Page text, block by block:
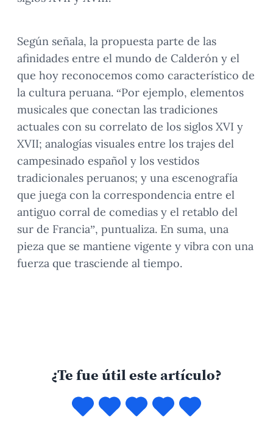
Según señala, la propuesta parte de las
afinidades entre el mundo de Calderón y el
que hoy reconocemos como característico de
la cultura peruana. “Por ejemplo, elementos
musicales que conectan las tradiciones
actuales con su correlato de los siglos XVI y
XVII; analogías visuales entre los trajes del
campesinado español y los vestidos
tradicionales peruanos; y una escenografía
que juega con la correspondencia entre el
antiguo corral de comedias y el retablo del
sur de Francia”, puntualiza. En suma, una
pieza que se mantiene vigente y vibra con una
fuerza que trasciende al tiempo.
¿Te fue útil este artículo?